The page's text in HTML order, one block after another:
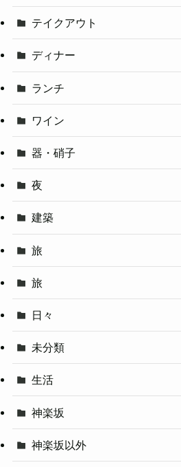
テイクアウト
ディナー
ランチ
ワイン
器・硝子
夜
建築
旅
旅
日々
未分類
生活
神楽坂
神楽坂以外